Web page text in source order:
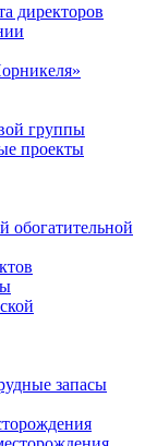
директоров
группы
проекты
обогатительной
запасы